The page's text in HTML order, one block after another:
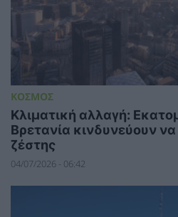
ΚΟΣΜΟΣ
Κλιματική αλλαγή:
Βρετανία κινδυνεύουν
ζέστης
04/07/2026 - 06:42